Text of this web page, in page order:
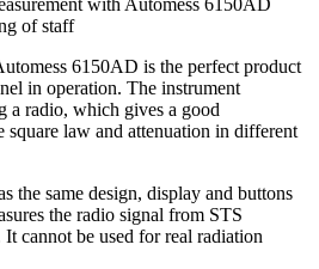
with Automess 6150AD
of staff
6150AD is the perfect product
in operation. The instrument
a radio, which gives a good
square law and attenuation in different
the same design, display and buttons
the radio signal from STS
cannot be used for real radiation